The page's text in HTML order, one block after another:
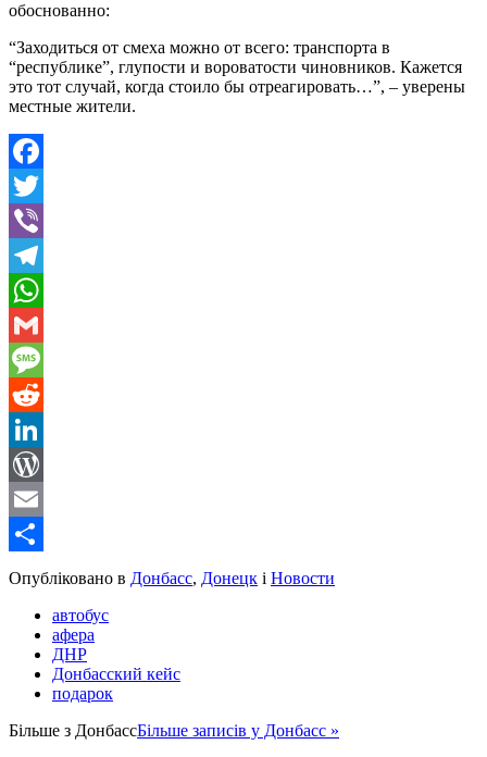
обоснованно:
“Заходиться от смеха можно от всего: транспорта в
“республике”, глупости и вороватости чиновников. Кажется
это тот случай, когда стоило бы отреагировать…”, – уверены
местные жители.
Facebook
Twitter
Viber
Telegram
WhatsApp
Gmail
Message
Reddit
LinkedIn
WordPress
Email
Share
Опубліковано в Донбасс, Донецк і Новости
автобус
афера
ДНР
Донбасский кейс
подарок
Більше з ДонбассБільше записів у Донбасс »